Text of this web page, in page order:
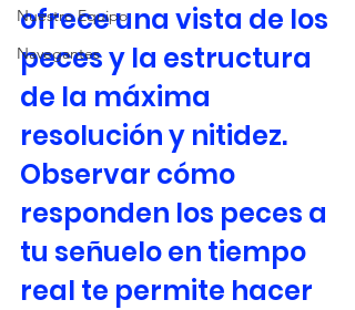
Nuestro Equipo
Navegantes
ofrece una vista de los
peces y la estructura
de la máxima
resolución y nitidez.
Observar cómo
responden los peces a
tu señuelo en tiempo
real te permite hacer